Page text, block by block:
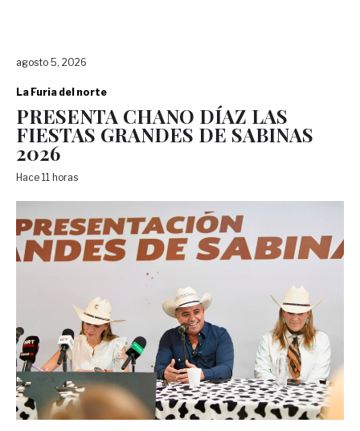
agosto 5, 2026
La Furia del norte
PRESENTA CHANO DÍAZ LAS
FIESTAS GRANDES DE SABINAS
2026
Hace 11 horas